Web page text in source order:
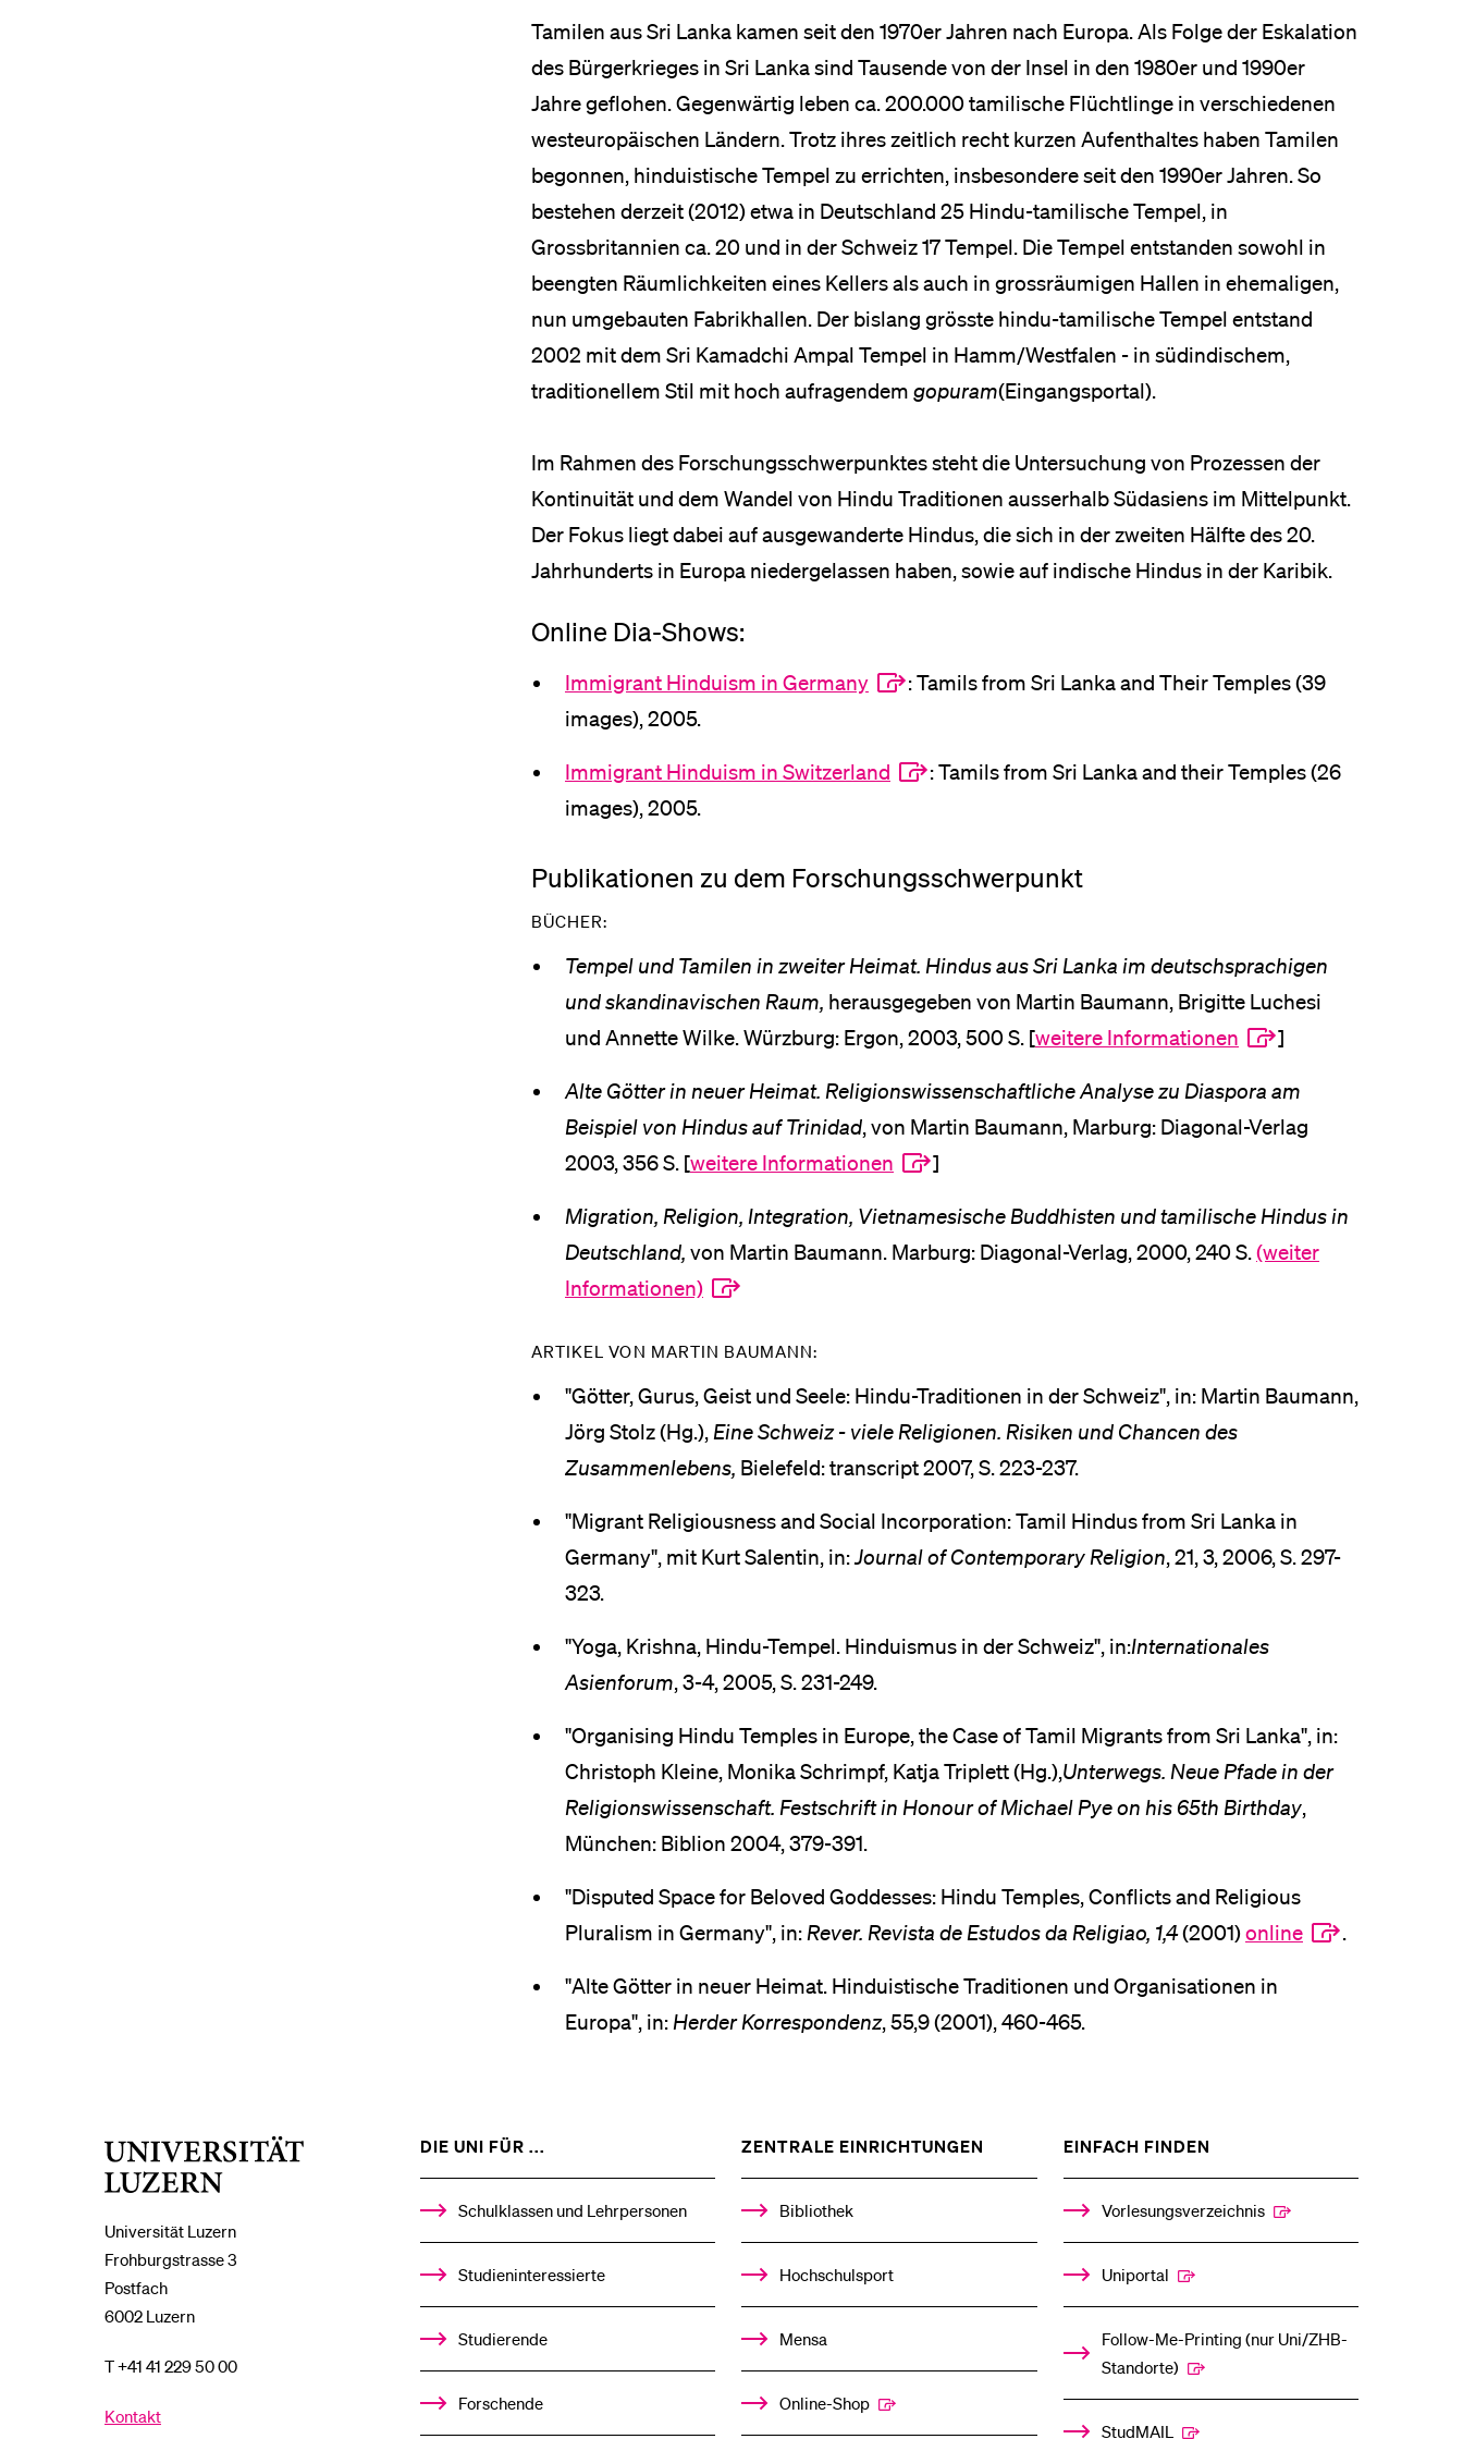
Tamilen aus Sri Lanka kamen seit den 1970er Jahren nach Europa. Als Folge der Eskalation
des Bürgerkrieges in Sri Lanka sind Tausende von der Insel in den 1980er und 1990er
Jahre geflohen. Gegenwärtig leben ca. 200.000 tamilische Flüchtlinge in verschiedenen
westeuropäischen Ländern. Trotz ihres zeitlich recht kurzen Aufenthaltes haben Tamilen
begonnen, hinduistische Tempel zu errichten, insbesondere seit den 1990er Jahren. So
bestehen derzeit (2012) etwa in Deutschland 25 Hindu-tamilische Tempel, in
Grossbritannien ca. 20 und in der Schweiz 17 Tempel. Die Tempel entstanden sowohl in
beengten Räumlichkeiten eines Kellers als auch in grossräumigen Hallen in ehemaligen,
nun umgebauten Fabrikhallen. Der bislang grösste hindu-tamilische Tempel entstand
2002 mit dem Sri Kamadchi Ampal Tempel in Hamm/Westfalen - in südindischem,
traditionellem Stil mit hoch aufragendem gopuram(Eingangsportal).
Im Rahmen des Forschungsschwerpunktes steht die Untersuchung von Prozessen der
Kontinuität und dem Wandel von Hindu Traditionen ausserhalb Südasiens im Mittelpunkt.
Der Fokus liegt dabei auf ausgewanderte Hindus, die sich in der zweiten Hälfte des 20.
Jahrhunderts in Europa niedergelassen haben, sowie auf indische Hindus in der Karibik.
Online Dia-Shows:
Immigrant Hinduism in Germany
: Tamils from Sri Lanka and Their Temples (39
images), 2005.
Immigrant Hinduism in Switzerland
: Tamils from Sri Lanka and their Temples (26
images), 2005.
Publikationen zu dem Forschungsschwerpunkt
BÜCHER:
Tempel und Tamilen in zweiter Heimat. Hindus aus Sri Lanka im deutschsprachigen
und skandinavischen Raum, herausgegeben von Martin Baumann, Brigitte Luchesi
und Annette Wilke. Würzburg: Ergon, 2003, 500 S. [weitere Informationen ]
Alte Götter in neuer Heimat. Religionswissenschaftliche Analyse zu Diaspora am
Beispiel von Hindus auf Trinidad, von Martin Baumann, Marburg: Diagonal-Verlag
2003, 356 S. [weitere Informationen ]
Migration, Religion, Integration, Vietnamesische Buddhisten und tamilische Hindus in
Deutschland, von Martin Baumann. Marburg: Diagonal-Verlag, 2000, 240 S.(weiter
Informationen)
ARTIKEL VON MARTIN BAUMANN:
"Götter, Gurus, Geist und Seele: Hindu-Traditionen in der Schweiz", in: Martin Baumann,
Jörg Stolz (Hg.), Eine Schweiz - viele Religionen. Risiken und Chancen des
Zusammenlebens, Bielefeld: transcript 2007, S. 223-237.
"Migrant Religiousness and Social Incorporation: Tamil Hindus from Sri Lanka in
Germany", mit Kurt Salentin, in:Journal of Contemporary Religion, 21, 3, 2006, S. 297-
323.
"Yoga, Krishna, Hindu-Tempel. Hinduismus in der Schweiz", in:Internationales
Asienforum, 3-4, 2005, S. 231-249.
"Organising Hindu Temples in Europe, the Case of Tamil Migrants from Sri Lanka", in:
Christoph Kleine, Monika Schrimpf, Katja Triplett (Hg.),Unterwegs. Neue Pfade in der
Religionswissenschaft. Festschrift in Honour of Michael Pye on his 65th Birthday,
München: Biblion 2004, 379-391.
"Disputed Space for Beloved Goddesses: Hindu Temples, Conflicts and Religious
Pluralism in Germany", in: Rever. Revista de Estudos da Religiao, 1,4(2001)online .
"Alte Götter in neuer Heimat. Hinduistische Traditionen und Organisationen in
Europa", in: Herder Korrespondenz, 55,9 (2001), 460-465.
Universität Luzern
Frohburgstrasse 3
Postfach
6002 Luzern
T +41 41 229 50 00
Kontakt
DIE UNI FÜR ...
%1$S
UNTERMENÜ
Schulklassen und Lehrpersonen
Studieninteressierte
Studierende
Forschende
ZENTRALE EINRICHTUNGEN
%1$S
UNTERMENÜ
Bibliothek
Hochschulsport
Mensa
Online-Shop
EINFACH FINDEN
%1$S
UNTERMENÜ
Vorlesungsverzeichnis
Uniportal
Follow-Me-Printing­ ­(nur Uni/ZHB-
Standorte)
StudMAIL
Mitarbeitende
Alumni
Stellensuchende
Medien
Anmeldung und Zulassung